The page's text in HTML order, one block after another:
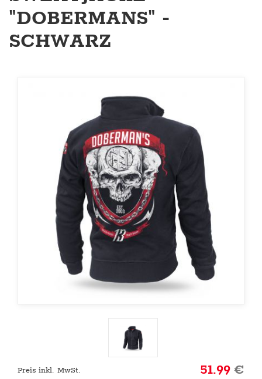
"DOBERMANS" -
SCHWARZ
Preis inkl. MwSt. 51.99€